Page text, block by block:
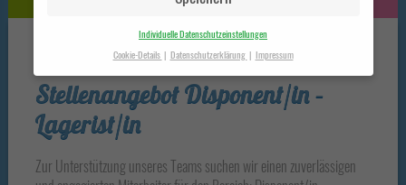
Stellenangebot Disponent/in –
Lagerist/in
Zur Unterstützung unseres Teams suchen wir einen zuverlässigen
Individuelle Datenschutzeinstellungen
Cookie-Details
Datenschutzerklärung Impressum
Datenschutzeinstellungen
Hier finden Sie eine Übersicht über alle verwendeten Cookies. Sie
können Ihre Einwilligung zu ganzen Kategorien geben oder sich
weitere Informationen anzeigen lassen und so nur bestimmte